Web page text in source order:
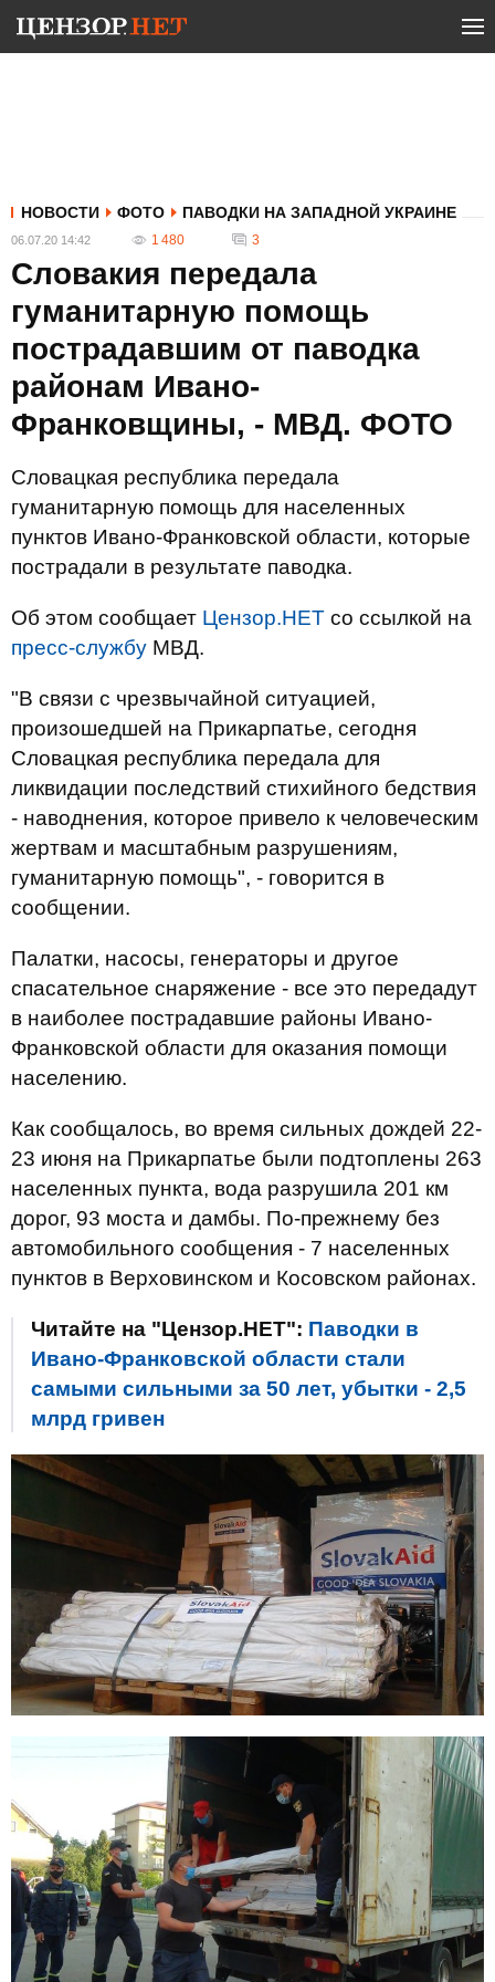
НОВОСТИ ФОТО ПАВОДКИ НА ЗАПАДНОЙ УКРАИНЕ
06.07.20 14:42 1 480 3
Словакия передала
гуманитарную помощь
пострадавшим от паводка
районам Ивано-
Франковщины, - МВД. ФОТО
Словацкая республика передала
гуманитарную помощь для населенных
пунктов Ивано-Франковской области, которые
пострадали в результате паводка.
Об этом сообщает Цензор.НЕТ со ссылкой на
пресс-службу МВД.
"В связи с чрезвычайной ситуацией,
произошедшей на Прикарпатье, сегодня
Словацкая республика передала для
ликвидации последствий стихийного бедствия
- наводнения, которое привело к человеческим
жертвам и масштабным разрушениям,
гуманитарную помощь", - говорится в
сообщении.
Палатки, насосы, генераторы и другое
спасательное снаряжение - все это передадут
в наиболее пострадавшие районы Ивано-
Франковской области для оказания помощи
населению.
Как сообщалось, во время сильных дождей 22-
23 июня на Прикарпатье были подтоплены 263
населенных пункта, вода разрушила 201 км
дорог, 93 моста и дамбы. По-прежнему без
автомобильного сообщения - 7 населенных
пунктов в Верховинском и Косовском районах.
Читайте на "Цензор.НЕТ": Паводки в
Ивано-Франковской области стали
самыми сильными за 50 лет, убытки - 2,5
млрд гривен